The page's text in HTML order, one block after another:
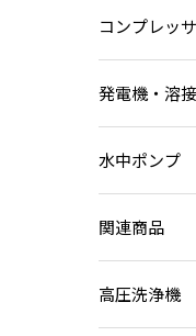
電動バッ
コンプレッ
発電機・溶
水中ポンプ
関連商品
高圧洗浄機